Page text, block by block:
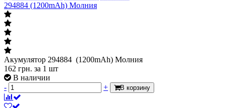
294884 (1200mAh) Молния
Акумулятор 294884 (1200mAh) Молния
162 грн. за 1 шт
В наличии
-
+ В корзину